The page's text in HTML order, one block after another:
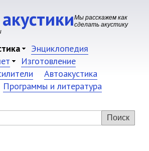
Мы расскажем как
сделать акустику
Энциклопедия
Изготовление
Автоакустика
Программы и литература